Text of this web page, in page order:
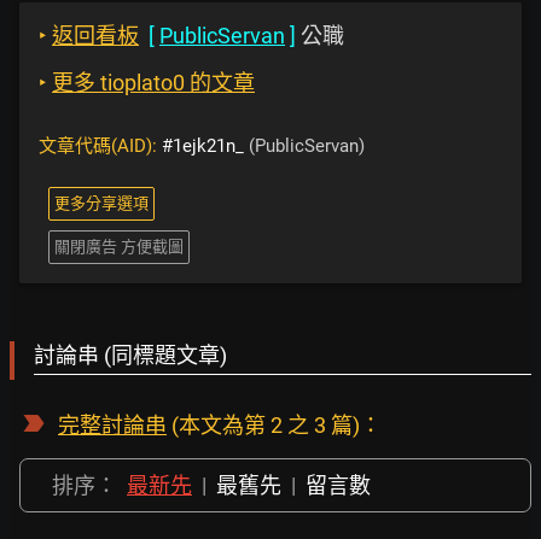
‣ 返回看板 [ PublicServan ] 公職
‣ 更多 tioplato0 的文章
文章代碼(AID): #1ejk21n_ (PublicServan)
更多分享選項
關閉廣告 方便截圖
討論串 (同標題文章)
完整討論串 (本文為第 2 之 3 篇)：
排序： 最新先 | 最舊先 | 留言數